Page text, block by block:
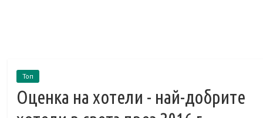
Топ
Оценка на хотели - най-добрите